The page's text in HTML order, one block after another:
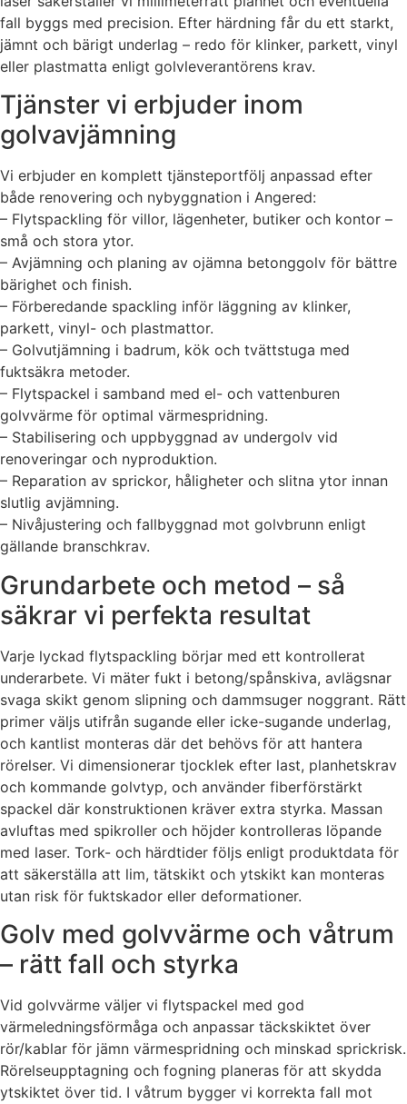
fall byggs med precision. Efter härdning får du ett starkt,
jämnt och bärigt underlag – redo för klinker, parkett, vinyl
eller plastmatta enligt golvleverantörens krav.
Tjänster vi erbjuder inom
golvavjämning
Vi erbjuder en komplett tjänsteportfölj anpassad efter
både renovering och nybyggnation i Angered:
– Flytspackling för villor, lägenheter, butiker och kontor –
små och stora ytor.
– Avjämning och planing av ojämna betonggolv för bättre
bärighet och finish.
– Förberedande spackling inför läggning av klinker,
parkett, vinyl- och plastmattor.
– Golvutjämning i badrum, kök och tvättstuga med
fuktsäkra metoder.
– Flytspackel i samband med el- och vattenburen
golvvärme för optimal värmespridning.
– Stabilisering och uppbyggnad av undergolv vid
renoveringar och nyproduktion.
– Reparation av sprickor, håligheter och slitna ytor innan
slutlig avjämning.
– Nivåjustering och fallbyggnad mot golvbrunn enligt
gällande branschkrav.
Grundarbete och metod – så
säkrar vi perfekta resultat
Varje lyckad flytspackling börjar med ett kontrollerat
underarbete. Vi mäter fukt i betong/spånskiva, avlägsnar
svaga skikt genom slipning och dammsuger noggrant. Rätt
primer väljs utifrån sugande eller icke-sugande underlag,
och kantlist monteras där det behövs för att hantera
rörelser. Vi dimensionerar tjocklek efter last, planhetskrav
och kommande golvtyp, och använder fiberförstärkt
spackel där konstruktionen kräver extra styrka. Massan
avluftas med spikroller och höjder kontrolleras löpande
med laser. Tork- och härdtider följs enligt produktdata för
att säkerställa att lim, tätskikt och ytskikt kan monteras
utan risk för fuktskador eller deformationer.
Golv med golvvärme och våtrum
– rätt fall och styrka
Vid golvvärme väljer vi flytspackel med god
värmeledningsförmåga och anpassar täckskiktet över
rör/kablar för jämn värmespridning och minskad sprickrisk.
Rörelseupptagning och fogning planeras för att skydda
ytskiktet över tid. I våtrum bygger vi korrekta fall mot